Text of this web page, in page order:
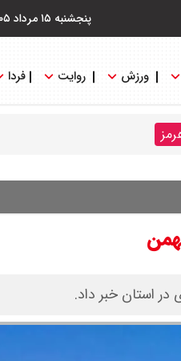
پنجشنبه ۱۵ مرداد ۱۴۰۵
ورزش روایت فردا
استان خبر داد.